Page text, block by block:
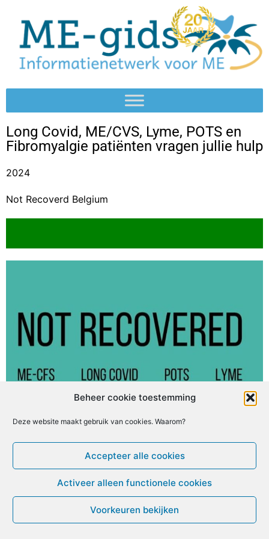
Beheer cookie toestemming
Deze website maakt gebruik van cookies. Waarom?
Accepteer alle cookies
Activeer alleen functionele cookies
Voorkeuren bekijken
Long Covid, ME/CVS, Lyme, POTS en
Fibromyalgie patiënten vragen jullie hulp
2024
Not Recoverd Belgium
© ME-gids.net 2005 – 2026 Migratie/Update website
Dirk Ghijs